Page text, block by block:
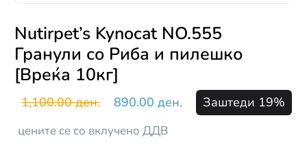
Nutirpet’s Kynocat NO.555
Гранули со Риба и пилешко
[Вреќа 10кг]
1,100.00 ден. 890.00 ден. Заштеди 19%
цените се со вклучено ДДВ